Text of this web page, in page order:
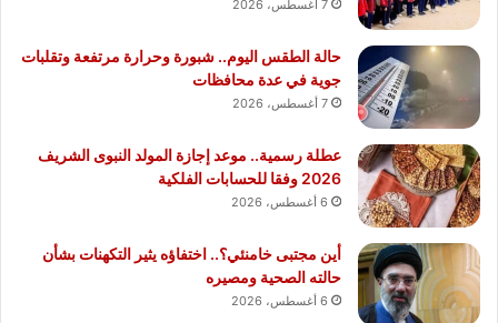
7 أغسطس، 2026
حالة الطقس اليوم.. شبورة وحرارة مرتفعة وتقلبات
جوية في عدة محافظات
7 أغسطس، 2026
عطلة رسمية.. موعد إجازة المولد النبوى الشريف
2026 وفقا للحسابات الفلكية
6 أغسطس، 2026
أين مجتبى خامنئي؟.. اختفاؤه يثير التكهنات بشأن
حالته الصحية ومصيره
6 أغسطس، 2026